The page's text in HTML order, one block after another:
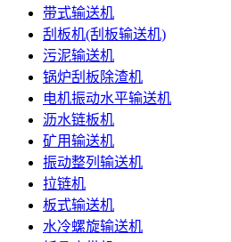
带式输送机
刮板机(刮板输送机)
污泥输送机
锅炉刮板除渣机
电机振动水平输送机
沥水链板机
矿用输送机
振动整列输送机
拉链机
板式输送机
水冷螺旋输送机